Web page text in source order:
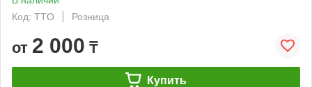
Код: TTO
Розница
от 2 000 ₸
Купить